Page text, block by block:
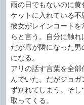
雨の日でもないのに
ケットに入れている不
彼女がレインコート
らと言う。自分に触
だが席が隣になった
になる。
アリの話す言葉を全
んでいた。だがジョ
ず別れてしまう。そ
取ってくる。